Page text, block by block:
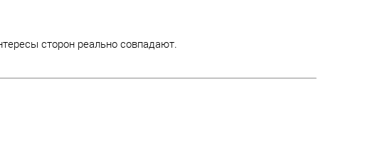
сторон реально совпадают.